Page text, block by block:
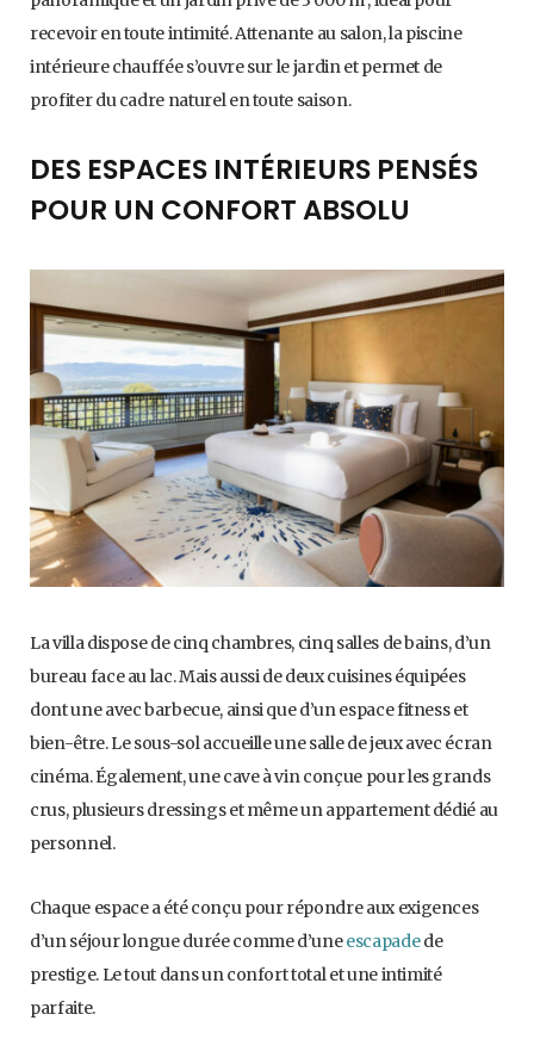
recevoir en toute intimité. Attenante au salon, la piscine
intérieure chauffée s’ouvre sur le jardin et permet de
profiter du cadre naturel en toute saison.
DES ESPACES INTÉRIEURS PENSÉS
POUR UN CONFORT ABSOLU
La villa dispose de cinq chambres, cinq salles de bains, d’un
bureau face au lac. Mais aussi de deux cuisines équipées
dont une avec barbecue, ainsi que d’un espace fitness et
bien-être. Le sous-sol accueille une salle de jeux avec écran
cinéma. Également, une cave à vin conçue pour les grands
crus, plusieurs dressings et même un appartement dédié au
personnel.
Chaque espace a été conçu pour répondre aux exigences
d’un séjour longue durée comme d’uneescapadede
prestige. Le tout dans un confort total et une intimité
parfaite.